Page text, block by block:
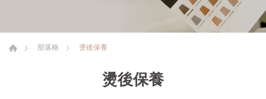
部落格 燙後保養
燙後保養